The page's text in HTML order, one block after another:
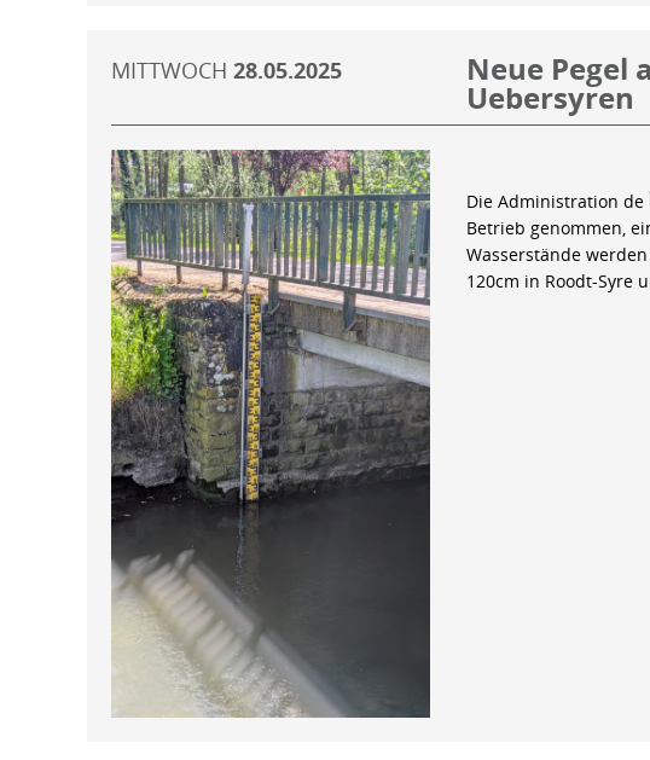
MITTWOCH 28.05.2025 Neue Pegel
Uebersyren
Die Administration de
Betrieb genommen,
Wasserstände
120cm in Roodt-Syre